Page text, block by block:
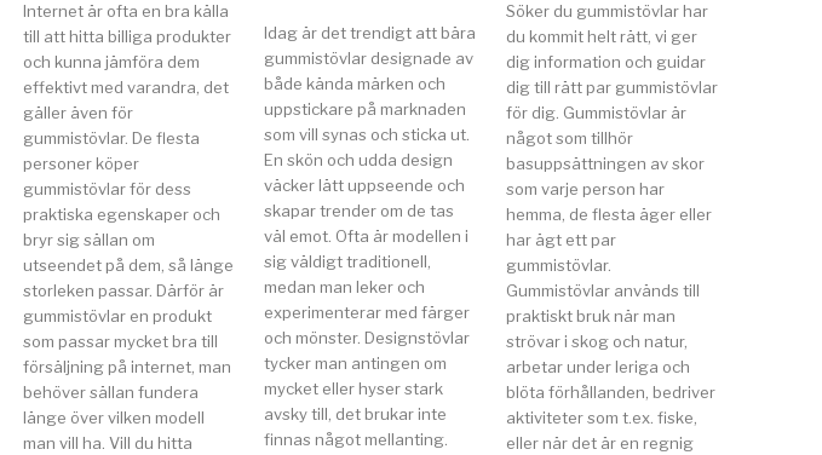
Internet är ofta en bra källa
till att hitta billiga produkter
och kunna jämföra dem
effektivt med varandra, det
gäller även för
gummistövlar. De flesta
personer köper
gummistövlar för dess
praktiska egenskaper och
bryr sig sällan om
utseendet på dem, så länge
storleken passar. Därför är
gummistövlar en produkt
som passar mycket bra till
försäljning på internet, man
behöver sällan fundera
länge över vilken modell
man vill ha. Vill du hitta
Idag är det trendigt att bära
gummistövlar designade av
både kända märken och
uppstickare på marknaden
som vill synas och sticka ut.
En skön och udda design
väcker lätt uppseende och
skapar trender om de tas
väl emot. Ofta är modellen i
sig väldigt traditionell,
medan man leker och
experimenterar med färger
och mönster. Designstövlar
tycker man antingen om
mycket eller hyser stark
avsky till, det brukar inte
finnas något mellanting.
Söker du gummistövlar har
du kommit helt rätt, vi ger
dig information och guidar
dig till rätt par gummistövlar
för dig. Gummistövlar är
något som tillhör
basuppsättningen av skor
som varje person har
hemma, de flesta äger eller
har ägt ett par
gummistövlar.
Gummistövlar används till
praktiskt bruk när man
strövar i skog och natur,
arbetar under leriga och
blöta förhållanden, bedriver
aktiviteter som t.ex. fiske,
eller när det är en regnig